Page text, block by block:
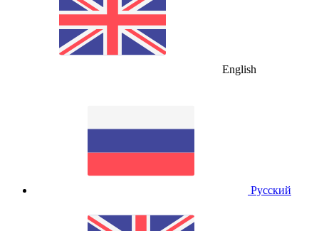
English
Русский